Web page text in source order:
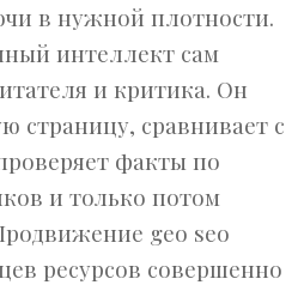
в нужной плотности.
интеллект сам
и критика. Он
страницу, сравнивает с
факты по
и только потом
geo seo
ресурсов совершенно